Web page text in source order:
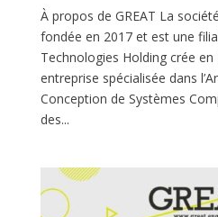
À propos de GREAT La
fondée en 2017 et est une
Technologies Holding crée en
entreprise spécialisée dans
Conception de Systèmes
des...